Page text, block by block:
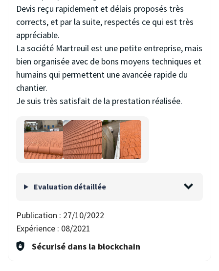
Devis reçu rapidement et délais proposés très
corrects, et par la suite, respectés ce qui est très
appréciable.
La société Martreuil est une petite entreprise, mais
bien organisée avec de bons moyens techniques et
humains qui permettent une avancée rapide du
chantier.
Je suis très satisfait de la prestation réalisée.
Evaluation détaillée
Publication : 27/10/2022
Expérience : 08/2021
Sécurisé dans la blockchain